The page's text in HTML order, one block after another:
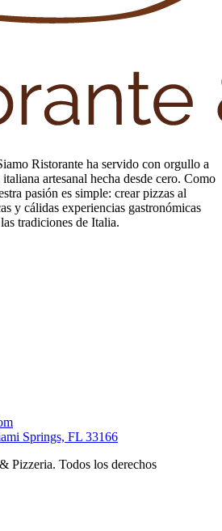
Ristorante ha servido con orgullo a
artesanal hecha desde cero. Como
pasión es simple: crear pizzas al
y cálidas experiencias gastronómicas
tradiciones de Italia.
Springs, FL 33166
Pizzeria. Todos los derechos